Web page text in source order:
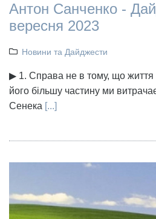
Антон Санченко -
вересня 2023
Новини та Дайджести
▶ 1. Справа не в тому, що життя
його більшу частину ми
Сенека [...]